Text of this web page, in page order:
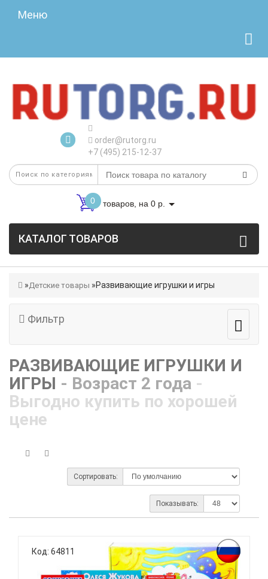
Меню
order@rutorg.ru
+7 (495) 215-12-37
0 товаров, на 0 р.
КАТАЛОГ ТОВАРОВ
Детские товары Развивающие игрушки и игры
Фильтр
РАЗВИВАЮЩИЕ ИГРУШКИ И
ИГРЫ - Возраст 2 года -
Выгодно купить по хорошей
цене
Сортировать:
Показывать:
Код: 64811